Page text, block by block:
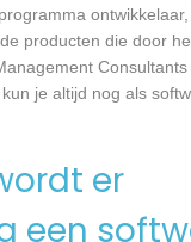
producten die door
je altijd nog als
er
een